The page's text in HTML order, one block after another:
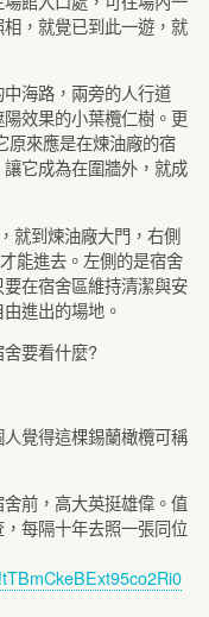
，就覺已到此一遊，就
海路，兩旁的人行道
效果的小葉欖仁樹。更
原來應是在煉油廠的宿
它成為在圍牆外，就成
就到煉油廠大門，右側
能進去。左側的是宿舍
在宿舍區維持清潔與安
進出的場地。
要看什麼?
覺得這棵錫蘭橄欖可稱
前，高大英挺雄偉。值
每隔十年去照一張同位